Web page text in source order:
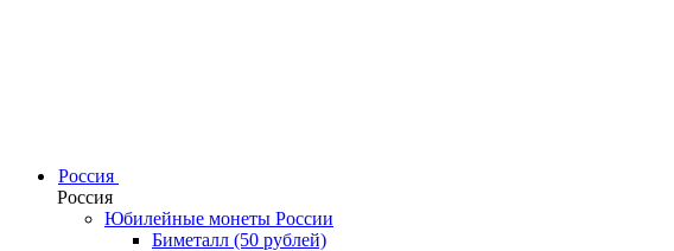
Россия
Россия
Юбилейные монеты России
Биметалл (50 рублей)